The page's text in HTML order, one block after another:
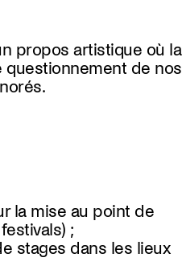
propos artistique où la
de nos
la mise au point de
;
stages dans les lieux